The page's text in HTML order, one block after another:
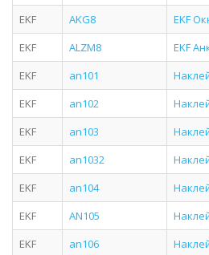
EKF
AKG8
EKF
EKF
ALZM8
EKF
EKF
an101
EKF
an102
EKF
an103
EKF
an1032
EKF
an104
EKF
AN105
EKF
an106